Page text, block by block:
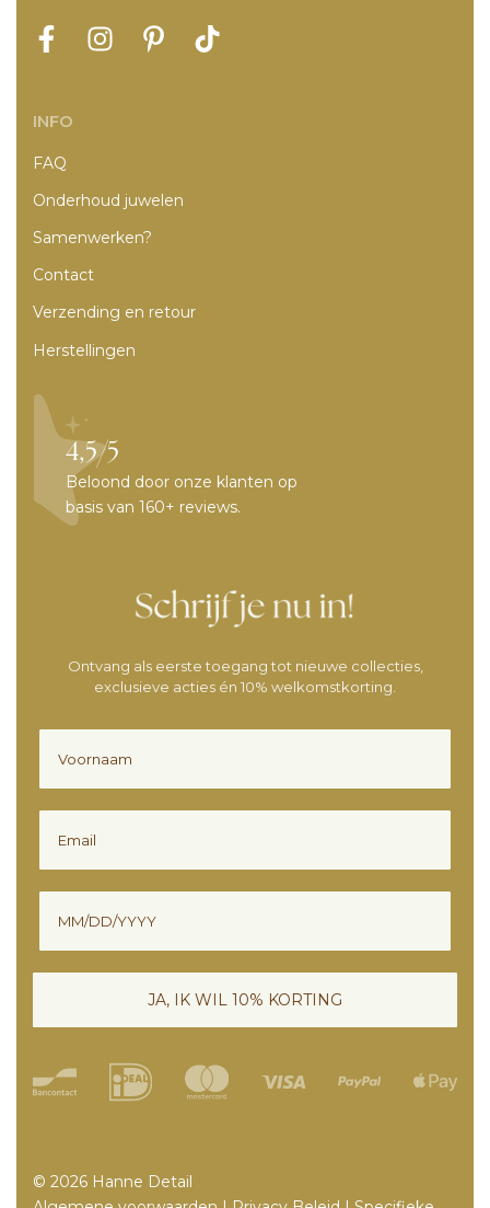
INFO
FAQ
Onderhoud juwelen
Samenwerken?
Contact
Verzending en retour
Herstellingen
4,5/5
Beloond door onze klanten op
basis van 160+ reviews.
Ontvang als eerste toegang tot nieuwe collecties,
exclusieve acties én 10% welkomstkorting.
JA, IK WIL 10% KORTING
© 2026 Hanne Detail